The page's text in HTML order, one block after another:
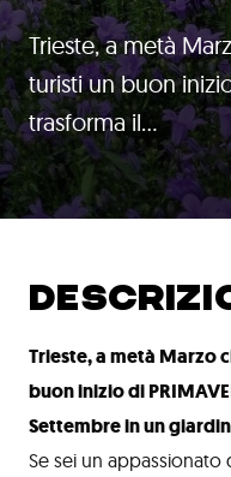
Trieste, a metà
turisti un buon
trasforma il…
Trieste, a metà Marzo
buon inizio di
Settembre in un
Se sei un